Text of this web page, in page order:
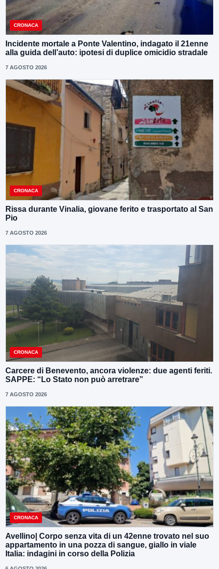
CRONACA
Incidente mortale a Ponte Valentino, indagato il 21enne
alla guida dell’auto: ipotesi di duplice omicidio stradale
7 AGOSTO 2026
CRONACA
Rissa durante Vinalia, giovane ferito e trasportato al San
Pio
7 AGOSTO 2026
CRONACA
Carcere di Benevento, ancora violenze: due agenti feriti.
SAPPE: “Lo Stato non può arretrare”
7 AGOSTO 2026
CRONACA
Avellino| Corpo senza vita di un 42enne trovato nel suo
appartamento in una pozza di sangue, giallo in viale
Italia: indagini in corso della Polizia